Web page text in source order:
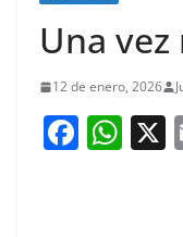
Una vez
12 de enero, 2026
F W